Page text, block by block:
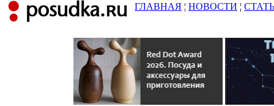
ГЛАВНАЯ ¦ НОВОСТИ ¦